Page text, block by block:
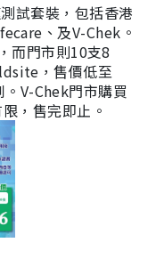
試套裝，包括香港
、及V-Chek。
而門市則10支8
，售價低至
V-Chek門市購買
，售完即止。